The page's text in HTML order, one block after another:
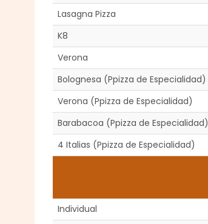
Lasagna Pizza
K8
Verona
Bolognesa (Ppizza de Especialidad)
Verona (Ppizza de Especialidad)
Barabacoa (Ppizza de Especialidad)
4 Italias (Ppizza de Especialidad)
Individual